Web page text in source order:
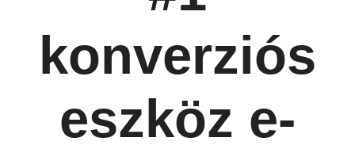
konverziós
eszköz e-